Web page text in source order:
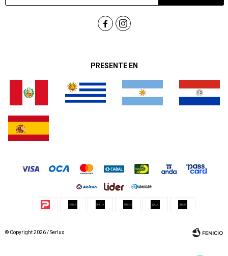
PRESENTE EN
 
© Copyright 2026 / Serlux